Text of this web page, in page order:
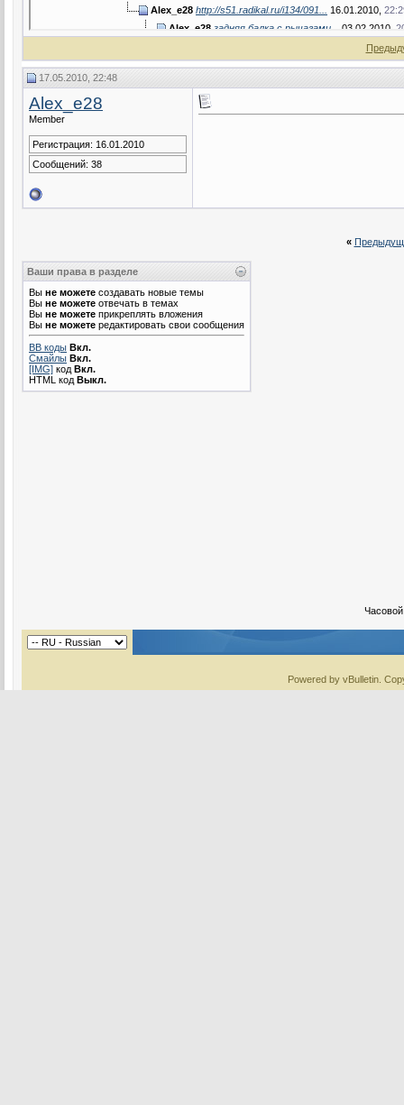
Alex_e28 http://s51.radikal.ru/i134/091... 16.01.2010,
Alex_e28 задняя балка с рычагами... 03.02.2010,
10.02.2010,
Alex_e28 аппппппппп14.03.2010,15:46
Alex_e28 поворотники
Alex_e28
17.05.2010, 22:48
Alex_e28
Member
Регистрация: 16.01.2010
Сообщений: 38
«
Ваши права в разделе
Вы не можете создавать новые темы
Вы не можете отвечать в темах
Вы не можете прикреплять вложения
Вы не можете редактировать свои сообщения
BB коды Вкл.
Смайлы Вкл.
[IMG] код Вкл.
HTML код Выкл.
Powered by vBulletin.